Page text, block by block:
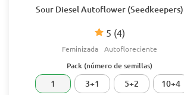
Sour Diesel Autoflower (Seedkeepers)
5 (4)
Feminizada Autofloreciente
Pack (número de semillas)
1 3+1 5+2 10+4